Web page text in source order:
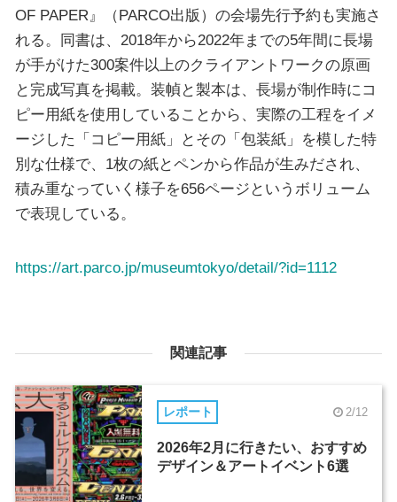
OF PAPER』（PARCO出版）の会場先行予約も実施さ
れる。同書は、2018年から2022年までの5年間に長場
が手がけた300案件以上のクライアントワークの原画
と完成写真を掲載。装幀と製本は、長場が制作時にコ
ピー用紙を使用していることから、実際の工程をイメ
ージした「コピー用紙」とその「包装紙」を模した特
別な仕様で、1枚の紙とペンから作品が生みだされ、
積み重なっていく様子を656ページというボリューム
で表現している。
https://art.parco.jp/museumtokyo/detail/?id=1112
関連記事
レポート 2/12
2026年2月に行きたい、おすすめ
デザイン＆アートイベント6選